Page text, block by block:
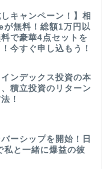
しキャンペーン！】相
無料！総額1万円以
で豪華4点セットを
今すぐ申し込もう！
インデックス投資の本
積立投資のリターン
！
ーシップを開始！日
と一緒に爆益の彼